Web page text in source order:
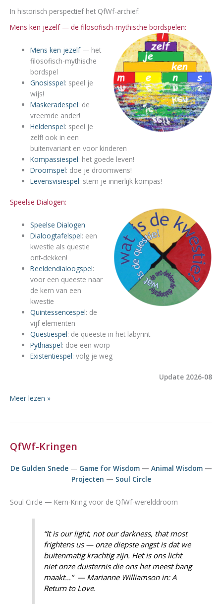
In historisch perspectief het QfWf-archief:
Mens ken jezelf — de filosofisch-mythische bordspelen:
Mens ken jezelf— het
filosofisch-mythische
bordspel
Gnosisspel: speel je
wijs!
Maskeradespel: de
vreemde ander!
Heldenspel: speel je
zelf! ook in een
buitenvariant en voor kinderen
Kompassiespel: het goede leven!
Droomspel: doe je droomwens!
Levensvisiespel: stem je innerlijk kompas!
Speelse Dialogen:
Speelse Dialogen
Dialoogtafelspel: een
kwestie als questie
ont-dekken!
Beeldendialoogspel:
voor een queeste naar
de kern van een
kwestie
Quintessencespel: de
vijf elementen
Questiespel: de queeste in het labyrint
Pythiaspel: doe een worp
Existentiespel: volg je weg
Update 2026-08
Speelruimte
dialoogvormen
Meer lezen »
QfWf-Kringen
De Gulden Snede— Game for Wisdom— Animal Wisdom—
Projecten — Soul Circle
Soul Circle — Kern-Kring voor de QfWf-werelddroom
“It is our light, not our darkness, that most
frightens us — onze diepste angst is dat we
buitenmatig krachtig zijn. Het is ons licht
niet onze duisternis die ons het meest bang
maakt…” — Marianne Williamson in: A
Return to Love.